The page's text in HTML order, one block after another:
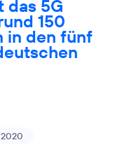
das 5G
150
in den fünf